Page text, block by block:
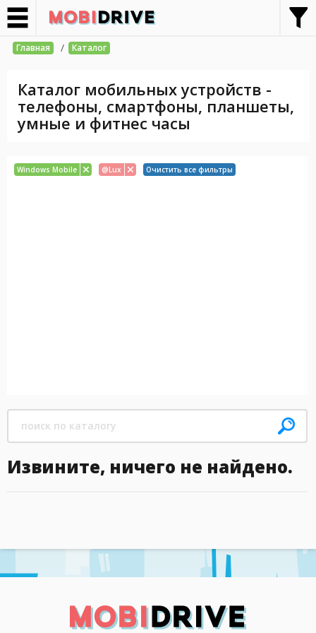
Главная / Каталог
Каталог мобильных устройств -
телефоны, смартфоны, планшеты,
умные и фитнес часы
Windows Mobile @Lux Очистить все фильтры
Извините, ничего не найдено.